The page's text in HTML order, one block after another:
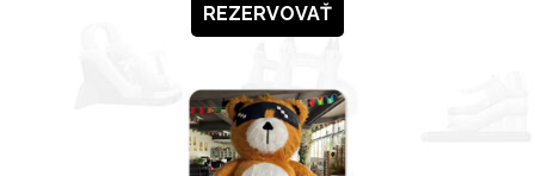
REZERVOVAŤ